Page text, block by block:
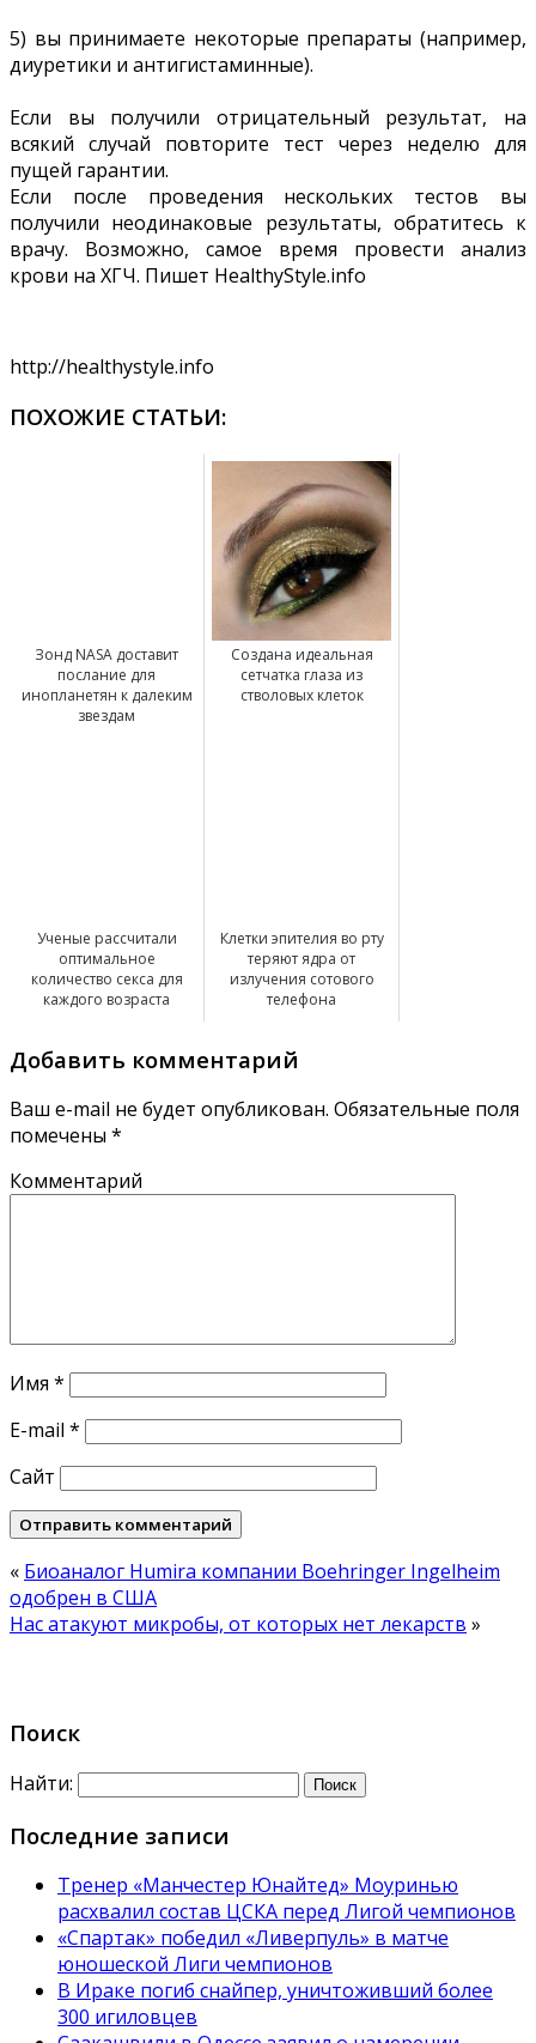
5) вы принимаете некоторые препараты (например,
диуретики и антигистаминные).
Если вы получили отрицательный результат, на
всякий случай повторите тест через неделю для
пущей гарантии.
Если после проведения нескольких тестов вы
получили неодинаковые результаты, обратитесь к
врачу. Возможно, самое время провести анализ
крови на ХГЧ. Пишет HealthyStyle.info
http://healthystyle.info
ПОХОЖИЕ СТАТЬИ:
Зонд NASA доставит
послание для
инопланетян к далеким
звездам
Создана идеальная
сетчатка глаза из
стволовых клеток
Ученые рассчитали
оптимальное
количество секса для
каждого возраста
Клетки эпителия во рту
теряют ядра от
излучения сотового
телефона
Добавить комментарий
Ваш e-mail не будет опубликован. Обязательные поля
помечены *
Комментарий
Имя *
E-mail *
Сайт
« Биоаналог Humira компании Boehringer Ingelheim
одобрен в США
Нас атакуют микробы, от которых нет лекарств »
Поиск
Найти:
Последние записи
Тренер «Манчестер Юнайтед» Моуринью
расхвалил состав ЦСКА перед Лигой чемпионов
«Спартак» победил «Ливерпуль» в матче
юношеской Лиги чемпионов
В Ираке погиб снайпер, уничтоживший более
300 игиловцев